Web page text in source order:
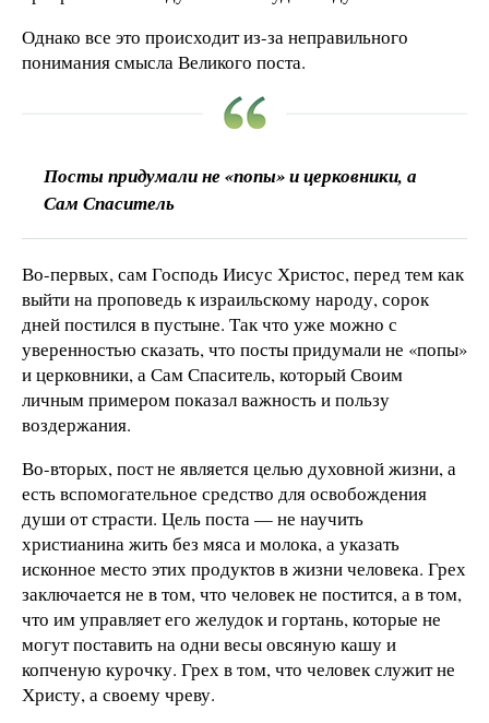
Однако все это происходит из-за неправильного
понимания смысла Великого поста.
Посты придумали не «попы» и церковники, а
Сам Спаситель
Во-первых, сам Господь Иисус Христос, перед тем как
выйти на проповедь к израильскому народу, сорок
дней постился в пустыне. Так что уже можно с
уверенностью сказать, что посты придумали не «попы»
и церковники, а Сам Спаситель, который Своим
личным примером показал важность и пользу
воздержания.
Во-вторых, пост не является целью духовной жизни, а
есть вспомогательное средство для освобождения
души от страсти. Цель поста — не научить
христианина жить без мяса и молока, а указать
исконное место этих продуктов в жизни человека. Грех
заключается не в том, что человек не постится, а в том,
что им управляет его желудок и гортань, которые не
могут поставить на одни весы овсяную кашу и
копченую курочку. Грех в том, что человек служит не
Христу, а своему чреву.